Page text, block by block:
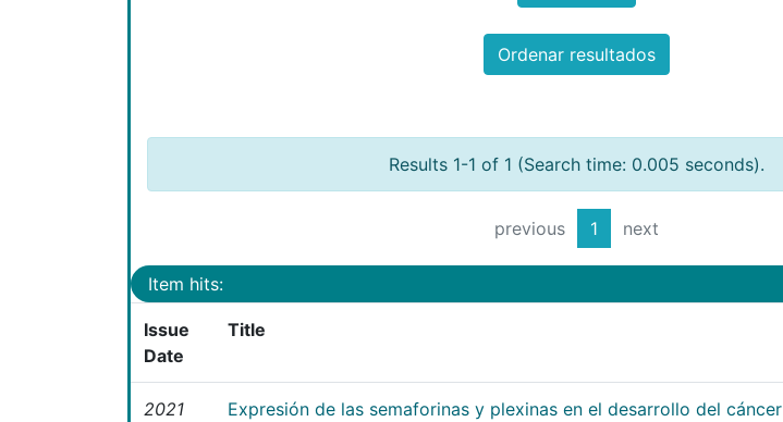
Ordenar resultados
Results 1-1 of 1 (Search time: 0.005 seconds).
previous 1 next
Item hits:
Issue
Date
Title
2021
Expresión de las semaforinas y plexinas en el desarrollo del cáncer